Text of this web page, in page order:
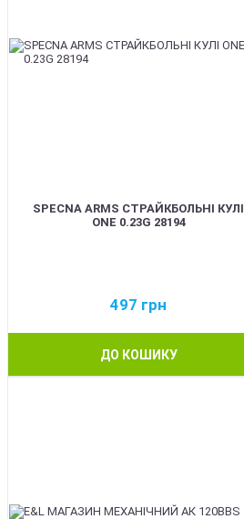
SPECNA ARMS СТРАЙКБОЛЬНІ КУЛІ
ONE 0.23G 28194
497 грн
ДО КОШИКУ